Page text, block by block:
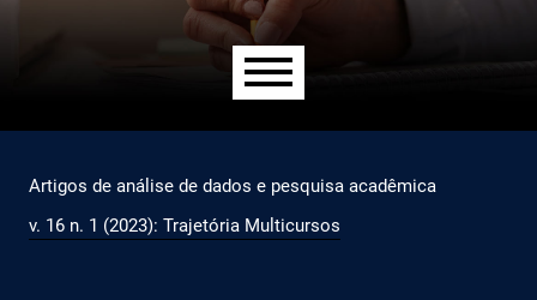
Artigos de análise de dados e pesquisa acadêmica
v. 16 n. 1 (2023): Trajetória Multicursos